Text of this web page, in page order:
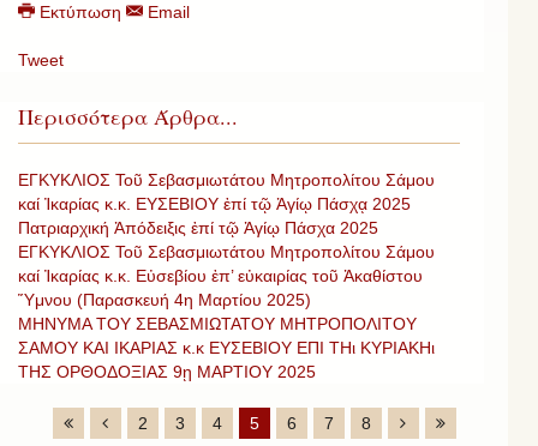
Εκτύπωση Email
Tweet
Περισσότερα Άρθρα...
ΕΓΚΥΚΛΙΟΣ Τοῦ Σεβασμιωτάτου Μητροπολίτου Σάμου
καί Ἰκαρίας κ.κ. ΕΥΣΕΒΙΟΥ ἐπί τῷ Ἁγίῳ Πάσχᾳ 2025
Πατριαρχική Ἀπόδειξις ἐπί τῷ Ἁγίῳ Πάσχα 2025
ΕΓΚΥΚΛΙΟΣ Τοῦ Σεβασμιωτάτου Μητροπολίτου Σάμου
καί Ἰκαρίας κ.κ. Εὐσεβίου ἐπ’ εὐκαιρίας τοῦ Ἀκαθίστου
Ὕμνου (Παρασκευή 4η Μαρτίου 2025)
ΜΗΝΥΜΑ ΤΟΥ ΣΕΒΑΣΜΙΩΤΑΤΟΥ ΜΗΤΡΟΠΟΛΙΤΟΥ
ΣΑΜΟΥ ΚΑΙ ΙΚΑΡΙΑΣ κ.κ ΕΥΣΕΒΙΟΥ ΕΠΙ ΤΗι ΚΥΡΙΑΚΗι
ΤΗΣ ΟΡΘΟΔΟΞΙΑΣ 9ῃ ΜΑΡΤΙΟΥ 2025
2 3 4 5 6 7 8